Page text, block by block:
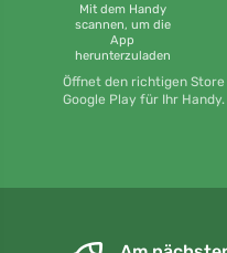
Mit dem Handy
scannen, um die
App
herunterzuladen
Öffnet den richtigen
Google Play für Ihr Handy.